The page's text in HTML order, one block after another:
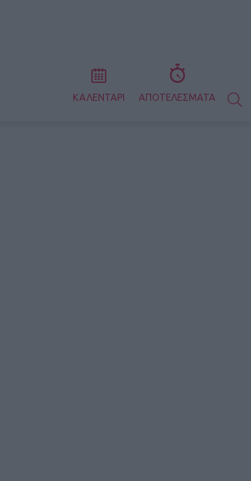
ΚΑΛΕΝΤΑΡΙ ΑΠΟΤΕΛΕΣΜΑΤΑ